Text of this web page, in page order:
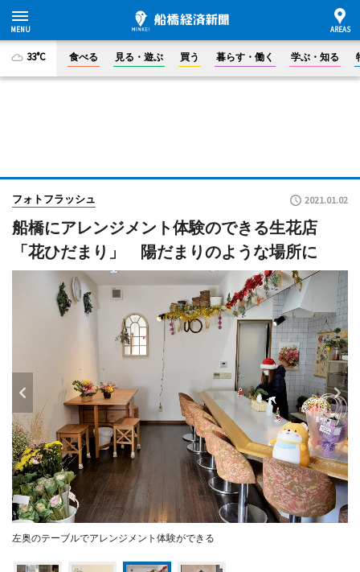
33°C 食べる 見る・遊ぶ 買う 暮らす・働く 学ぶ・知る
フォトフラッシュ 2021.01.02
船橋にアレンジメント体験のできる生花店
「花ひだまり」 陽だまりのような場所に
左奥のテーブルでアレンジメント体験ができる